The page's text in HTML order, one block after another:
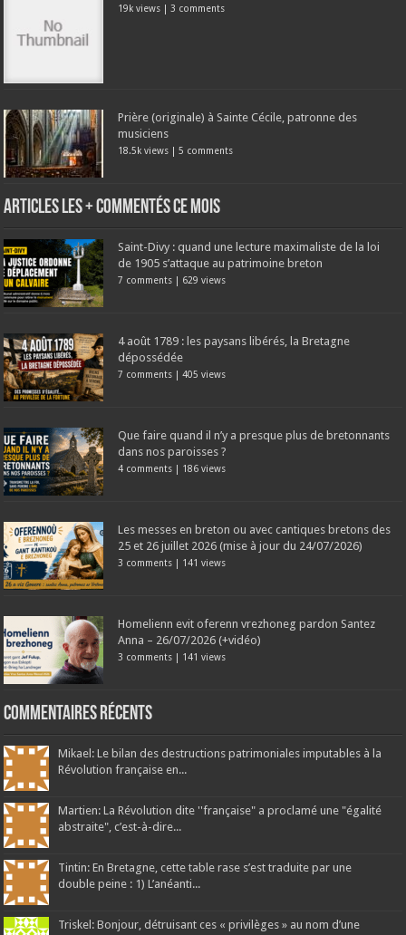
19k views | 3 comments
Prière (originale) à Sainte Cécile, patronne des
musiciens
18.5k views |5 comments
Articles les + commentés ce mois
Saint-Divy : quand une lecture maximaliste de la loi
de 1905 s’attaque au patrimoine breton
7 comments | 629 views
4 août 1789 : les paysans libérés, la Bretagne
dépossédée
7 comments |405 views
Que faire quand il n’y a presque plus de bretonnants
dans nos paroisses ?
4 comments | 186 views
Les messes en breton ou avec cantiques bretons des
25 et 26 juillet 2026 (mise à jour du 24/07/2026)
3 comments | 141 views
Homelienn evit oferenn vrezhoneg pardon Santez
Anna – 26/07/2026 (+vidéo)
3 comments | 141 views
Commentaires récents
Mikael: Le bilan des destructions patrimoniales imputables à la
Révolution française en...
Martien: La Révolution dite ''française" a proclamé une "égalité
abstraite", c’est-à-dire...
Tintin: En Bretagne, cette table rase s’est traduite par une
double peine : 1) L’anéanti...
Triskel: Bonjour, détruisant ces « privilèges » au nom d’une